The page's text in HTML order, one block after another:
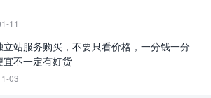
11
立站服务购买，不要只看价格，一分钱一分
宜不一定有好货
03